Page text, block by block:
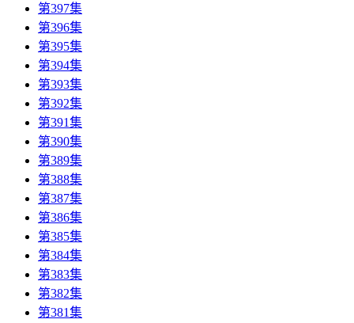
第397集
第396集
第395集
第394集
第393集
第392集
第391集
第390集
第389集
第388集
第387集
第386集
第385集
第384集
第383集
第382集
第381集